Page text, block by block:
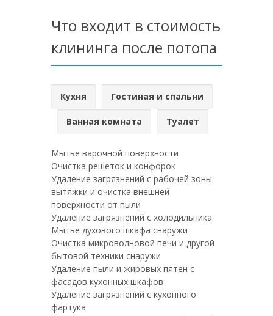
Что входит в стоимость
клининга после потопа
Кухня Гостиная и спальни
Ванная комната Туалет
Мытье варочной поверхности
Очистка решеток и конфорок
Удаление загрязнений с рабочей зоны
вытяжки и очистка внешней
поверхности от пыли
Удаление загрязнений с холодильника
Мытье духового шкафа снаружи
Очистка микроволновой печи и другой
бытовой техники снаружи
Удаление пыли и жировых пятен с
фасадов кухонных шкафов
Удаление загрязнений с кухонного
фартука